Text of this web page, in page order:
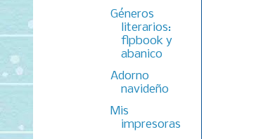
Géneros
literarios:
flpbook y
abanico
Adorno
navideño
Mis
impresoras